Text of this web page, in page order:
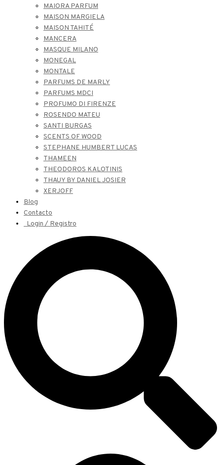
MAIORA PARFUM
MAISON MARGIELA
MAISON TAHITÉ
MANCERA
MASQUE MILANO
MONEGAL
MONTALE
PARFUMS DE MARLY
PARFUMS MDCI
PROFUMO DI FIRENZE
ROSENDO MATEU
SANTI BURGAS
SCENTS OF WOOD
STEPHANE HUMBERT LUCAS
THAMEEN
THEODOROS KALOTINIS
THAUY BY DANIEL JOSIER
XERJOFF
Blog
Contacto
Login / Registro